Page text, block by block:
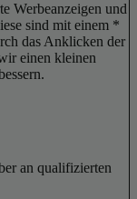
Werbeanzeigen und
sind mit einem *
das Anklicken der
einen kleinen
an qualifizierten